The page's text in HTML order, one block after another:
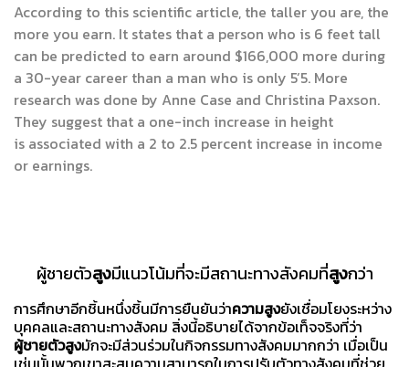
According to this scientific article, the taller you are, the
more you earn. It states that a person who is 6 feet tall
can be predicted to earn around $166,000 more during
a 30-year career than a man who is only 5’5. More
research was done by Anne Case and Christina Paxson.
They suggest that a one-inch increase in height
is associated with a 2 to 2.5 percent increase in income
or earnings.
ผู้ชายตัวสูงมีแนวโน้มที่จะมีสถานะทางสังคมที่สูงกว่า
การศึกษาอีกชิ้นหนึ่งชิ้นมีการยืนยันว่าความสูงยังเชื่อมโยงระหว่าง
บุคคลและสถานะทางสังคม สิ่งนี้อธิบายได้จากข้อเท็จจริงที่ว่า
ผู้ชายตัวสูงมักจะมีส่วนร่วมในกิจกรรมทางสังคมมากกว่า เมื่อเป็น